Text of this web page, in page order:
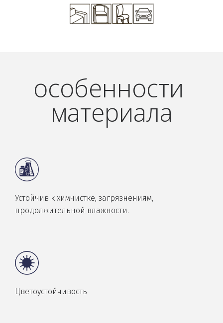
особенности
материала
Устойчив к химчистке, загрязнениям,
продолжительной влажности.
Цветоустойчивость